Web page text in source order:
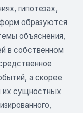
гипотезах,
образуются
объяснения,
в собственном
а скорее
их сущностных